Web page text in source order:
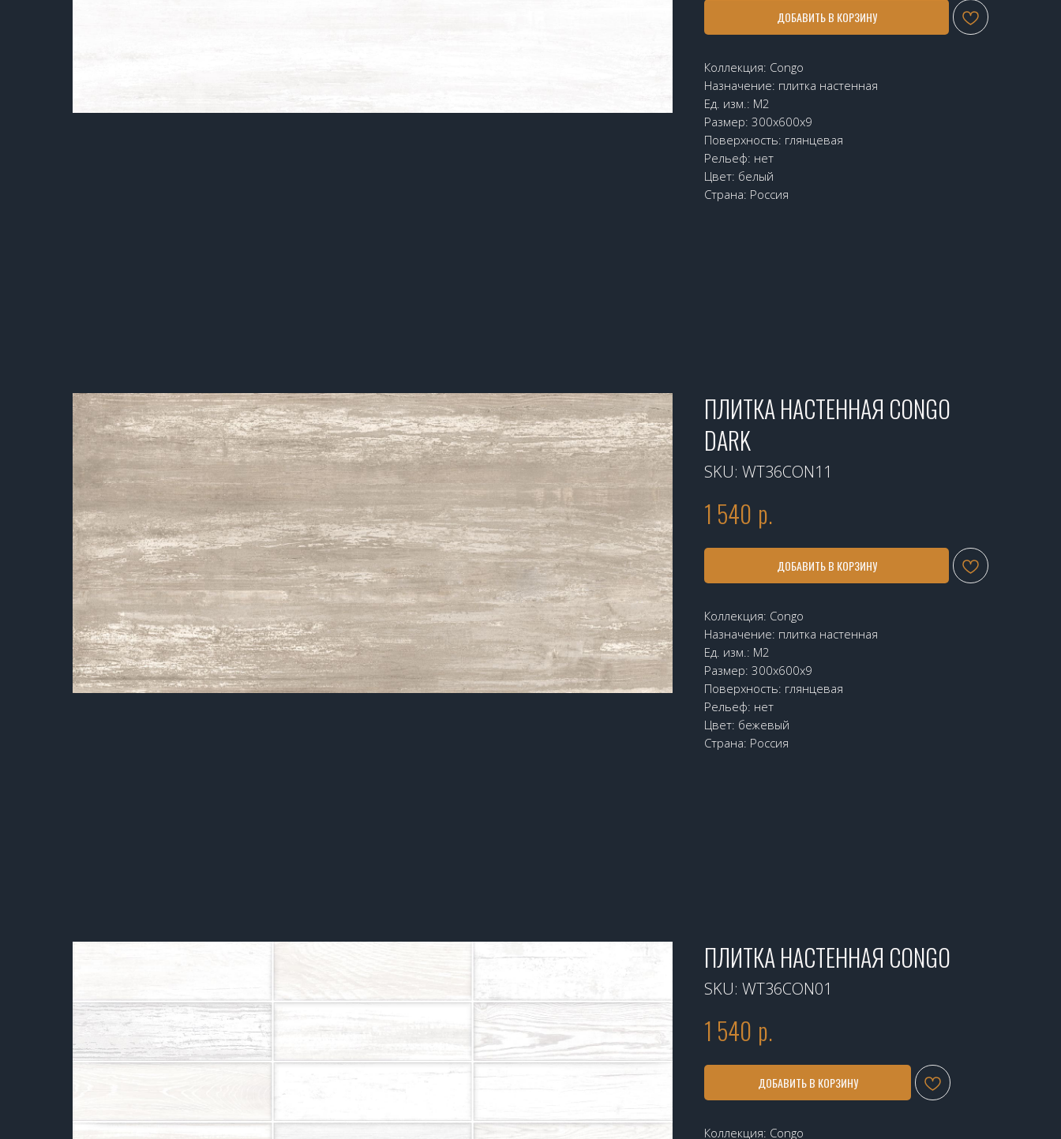
ДОБАВИТЬ В КОРЗИНУ
Коллекция: Congo
Назначение: плитка настенная
Ед. изм.: М2
Размер: 300х600х9
Поверхность: глянцевая
Рельеф: нет
Цвет: белый
Страна: Россия
ПЛИТКА НАСТЕННАЯ CONGO
DARK
SKU: WT36CON11
1 540 р.
ДОБАВИТЬ В КОРЗИНУ
Коллекция: Congo
Назначение: плитка настенная
Ед. изм.: М2
Размер: 300х600х9
Поверхность: глянцевая
Рельеф: нет
Цвет: бежевый
Страна: Россия
ПЛИТКА НАСТЕННАЯ CONGO
SKU: WT36CON01
1 540 р.
ДОБАВИТЬ В КОРЗИНУ
Коллекция: Congo